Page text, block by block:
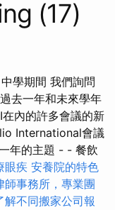
(17)
學期間 我們詢問
去一年和未來學年
內的許多會議的新
International會議
年的主題 - - 餐飲
眼疾 安養院的特色
師事務所，專業團
不同搬家公司報